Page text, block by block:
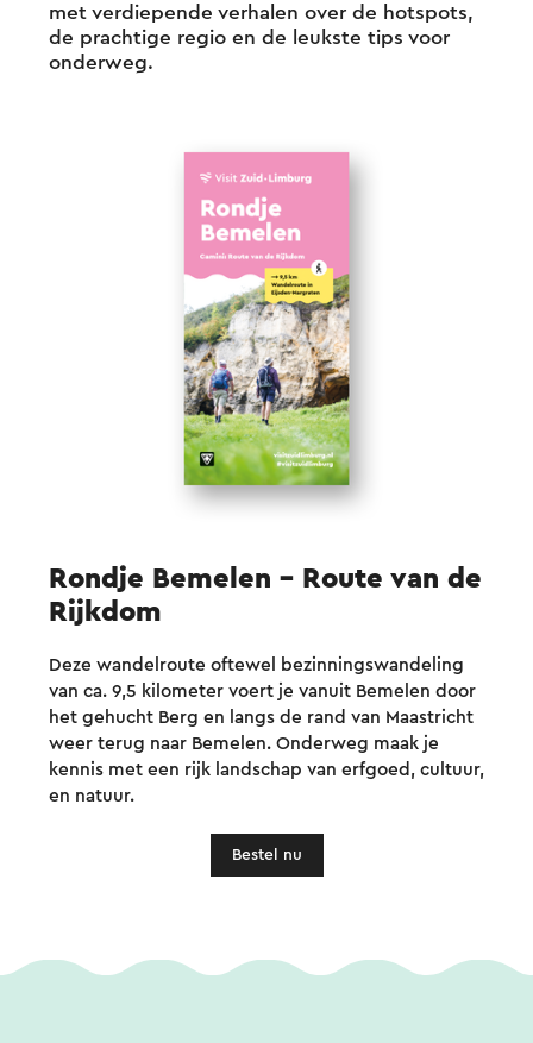
camini’s.
Dit zijn mini-camino’s oftewel korte
Klik dan hier naar de
speciale camini-pagina van deze route.
met verdiepende verhalen over de hotspots,
de prachtige regio en de leukste tips voor
onderweg.
Rondje Bemelen - Route van de
Rijkdom
Deze wandelroute oftewel bezinningswandeling
van ca. 9,5 kilometer voert je vanuit Bemelen door
het gehucht Berg en langs de rand van Maastricht
weer terug naar Bemelen. Onderweg maak je
kennis met een rijk landschap van erfgoed, cultuur,
en natuur.
Bestel nu